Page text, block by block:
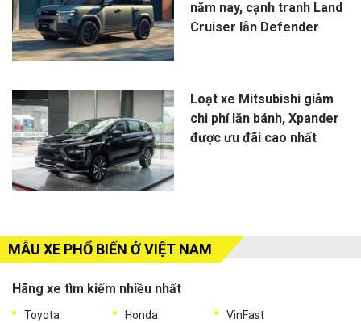
năm nay, cạnh tranh Land
Cruiser lẫn Defender
Loạt xe Mitsubishi giảm
chi phí lăn bánh, Xpander
được ưu đãi cao nhất
MẪU XE PHỔ BIẾN Ở VIỆT NAM
Hãng xe tìm kiếm nhiều nhất
Toyota Honda VinFast